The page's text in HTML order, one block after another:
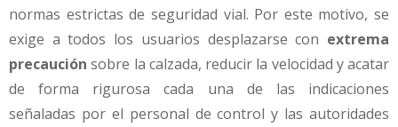
normas estrictas de seguridad vial. Por este motivo, se
exige a todos los usuarios desplazarse con extrema
precaución sobre la calzada, reducir la velocidad y acatar
de forma rigurosa cada una de las indicaciones
señaladas por el personal de control y las autoridades